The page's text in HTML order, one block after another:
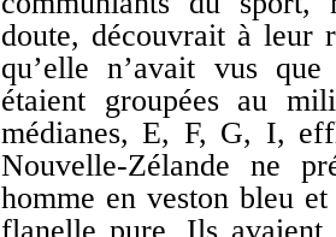
doute, découvrait à leur
qu’elle n’avait vus
étaient groupées au
médianes, E, F, G, I,
Nouvelle-Zélande ne
homme en veston bleu